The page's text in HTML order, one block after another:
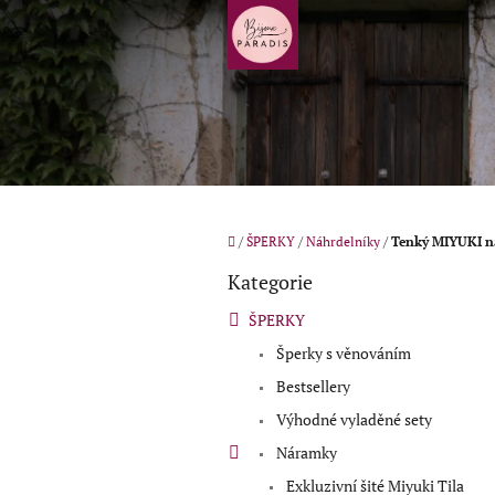
Přejít
na
obsah
Domů
/ ŠPERKY / Náhrdelníky / Tenký MIYUKI
Přeskočit
Kategorie
ŠPERKY
Šperky s věnováním
Bestsellery
Výhodné vyladěné sety
Náramky
Exkluzivní šité Miyuki Tila